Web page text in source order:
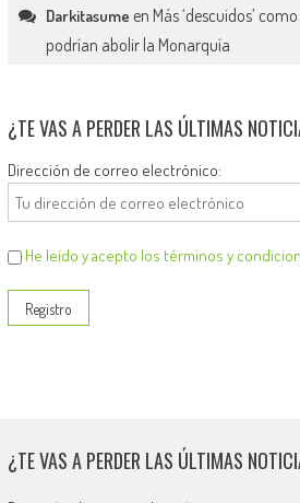
Darkitasume en Más ‘descuidos’
podrían abolir la Monarquía
¿TE VAS A PERDER LAS ÚLTIMAS
Dirección de correo electrónico:
He leído y acepto los términos y
¿TE VAS A PERDER LAS ÚLTIMAS